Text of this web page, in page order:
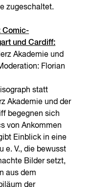
zugeschaltet.
Comic-
und Cardiff:
Akademie und
Florian
statt
Akademie und der
begegnen sich
von Ankommen
Einblick in eine
e. V., die bewusst
Bilder setzt,
aus dem
der